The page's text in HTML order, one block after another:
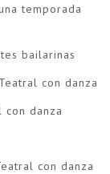
temporada
bailarinas
con danza
con danza
con danza